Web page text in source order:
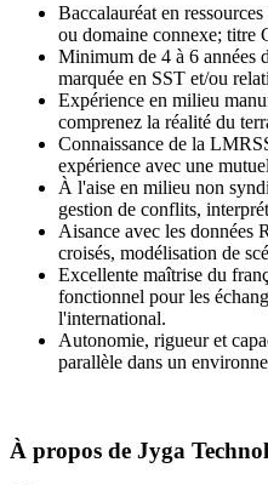
Baccalauréat en
ou domaine connexe;
Minimum de 4 à 6 années
marquée en SST et/ou
Expérience en milieu
comprenez la réalité du
Connaissance de la
expérience avec une
À l'aise en milieu non
gestion de conflits,
Aisance avec les données
croisés, modélisation de
Excellente maîtrise du
fonctionnel pour les
l'international.
Autonomie, rigueur et
parallèle dans un
À propos de Jyga